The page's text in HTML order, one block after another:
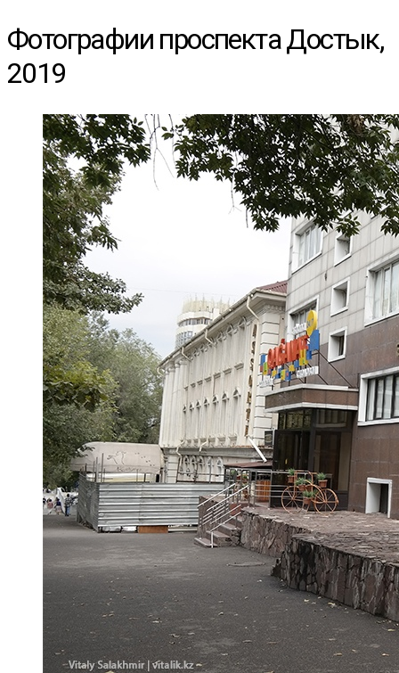
Фотографии проспекта Достык,
2019